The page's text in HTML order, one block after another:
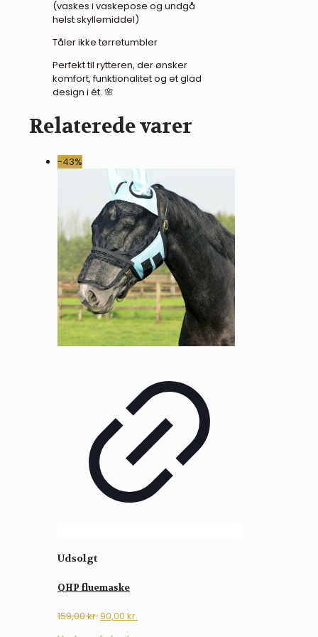
(vaskes i vaskepose og undgå
helst skyllemiddel)
Tåler ikke tørretumbler
Perfekt til rytteren, der ønsker
komfort, funktionalitet og et glad
design i ét. 🌸
Relaterede varer
-43%
Udsolgt
QHP fluemaske
159,00kr.Den
90,00 kr.